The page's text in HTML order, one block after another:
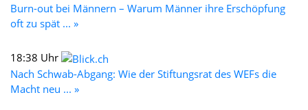
Burn-out bei Männern – Warum Männer ihre Erschöpfung
oft zu spät ... »
18:38 Uhr
Nach Schwab-Abgang: Wie der Stiftungsrat des WEFs die
Macht neu ... »